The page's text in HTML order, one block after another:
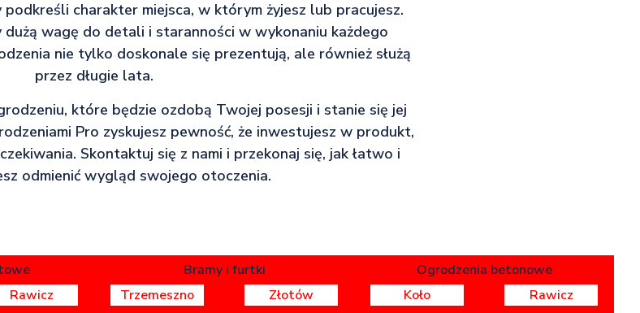
charakter miejsca, w którym żyjesz lub pracujesz.
dużą wagę do detali i staranności w wykonaniu każdego
nie tylko doskonale się prezentują, ale również służą
przez długie lata.
które będzie ozdobą Twojej posesji i stanie się jej
Pro zyskujesz pewność, że inwestujesz w produkt,
Skontaktuj się z nami i przekonaj się, jak łatwo i
odmienić wygląd swojego otoczenia.
Rawicz
Bramy i furtki
Trzemeszno
Złotów
Ogrodzenia betonowe
Koło
Rawicz